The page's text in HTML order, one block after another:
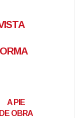
A PIE
DE OBRA